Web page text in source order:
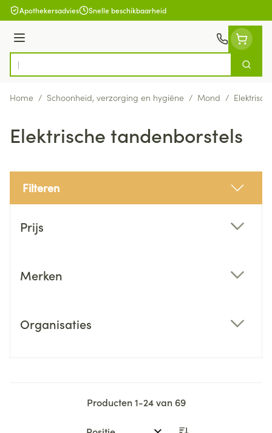
Ga naar de inhoud
Apothekersadvies Snelle beschikbaarheid
Menu
Product, merk, categorie...
Zoek
Home / Schoonheid, verzorging en hygiëne / Mond /
Elektrische tandenborstels
Filteren
Prijs
Merken
Organisaties
Producten1-24van 69